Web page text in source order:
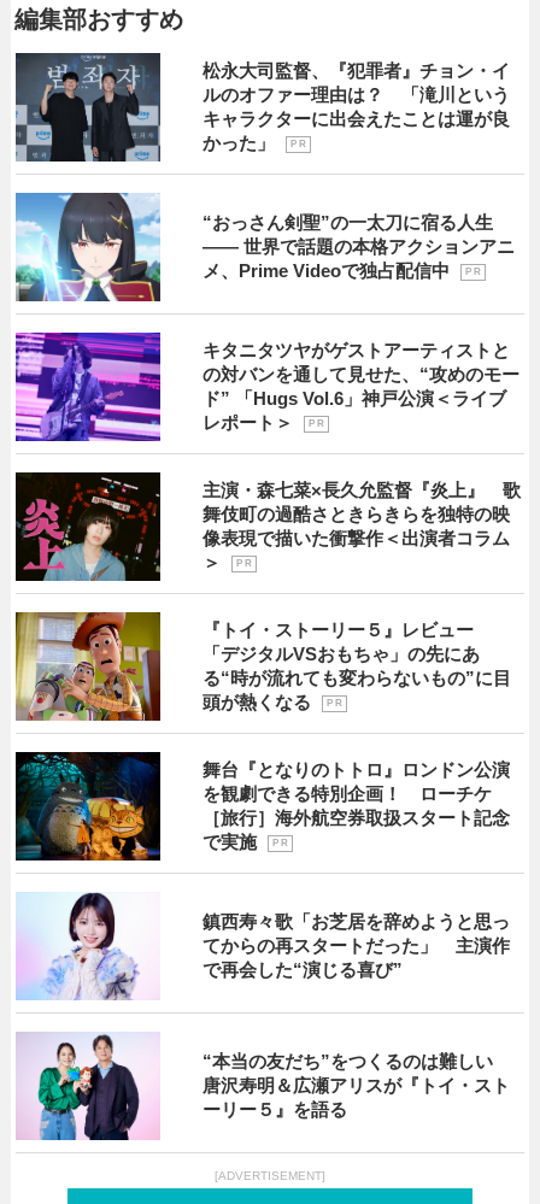
編集部おすすめ
松永大司監督、『犯罪者』チョン・イ
ルのオファー理由は？ 「滝川という
キャラクターに出会えたことは運が良
かった」
P R
“おっさん剣聖”の一太刀に宿る人生
―― 世界で話題の本格アクションアニ
メ、Prime Videoで独占配信中
P R
キタニタツヤがゲストアーティストと
の対バンを通して見せた、“攻めのモー
ド” 「Hugs Vol.6」神戸公演＜ライブ
レポート＞
P R
主演・森七菜×長久允監督『炎上』 歌
舞伎町の過酷さときらきらを独特の映
像表現で描いた衝撃作＜出演者コラム
＞
P R
『トイ・ストーリー５』レビュー
「デジタルVSおもちゃ」の先にあ
る“時が流れても変わらないもの”に目
頭が熱くなる
P R
舞台『となりのトトロ』ロンドン公演
を観劇できる特別企画！ ローチケ
［旅行］海外航空券取扱スタート記念
で実施
P R
鎮西寿々歌「お芝居を辞めようと思っ
てからの再スタートだった」 主演作
で再会した“演じる喜び”
“本当の友だち”をつくるのは難しい
唐沢寿明＆広瀬アリスが『トイ・スト
ーリー５』を語る
[ADVERTISEMENT]